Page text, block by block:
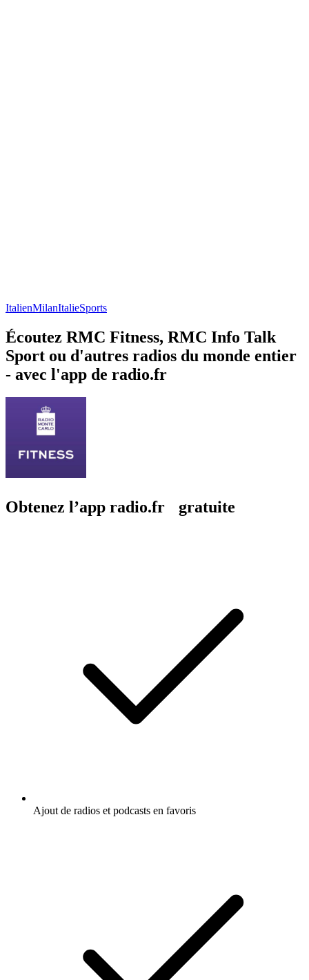
ItalienMilanItalieSports
Écoutez RMC Fitness, RMC Info Talk
Sport ou d'autres radios du monde entier
- avec l'app de radio.fr
Obtenez l’app radio.fr gratuite
Ajout de radios et podcasts en favoris